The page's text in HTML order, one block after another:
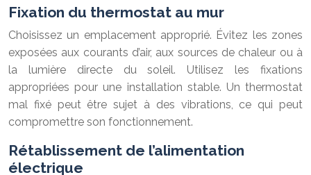
Fixation du thermostat au mur
Choisissez un emplacement approprié. Évitez les zones
exposées aux courants d’air, aux sources de chaleur ou à
la lumière directe du soleil. Utilisez les fixations
appropriées pour une installation stable. Un thermostat
mal fixé peut être sujet à des vibrations, ce qui peut
compromettre son fonctionnement.
Rétablissement de l’alimentation
électrique